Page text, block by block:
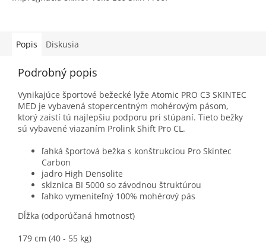
Popis Diskusia
Podrobný popis
Vynikajúce športové bežecké lyže Atomic PRO C3 SKINTEC
MED je vybavená stopercentným mohérovým pásom,
ktorý zaistí tú najlepšiu podporu pri stúpaní. Tieto bežky
sú vybavené viazaním Prolink Shift Pro CL.
ľahká športová bežka s konštrukciou Pro Skintec
Carbon
jadro High Densolite
sklznica BI 5000 so závodnou štruktúrou
ľahko vymeniteľný 100% mohérový pás
Dĺžka (odporúčaná hmotnosť)
179 cm (40 - 55 kg)